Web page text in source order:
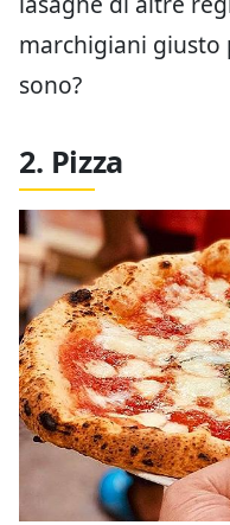
marchigiani giusto
sono?
2. Pizza